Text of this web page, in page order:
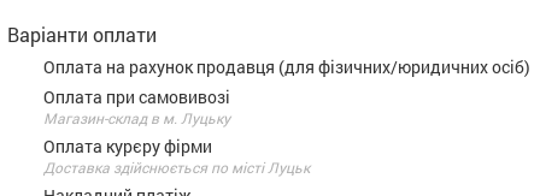
Варіанти оплати
Оплата на рахунок продавця (для фізичних/юридичних осіб)
Оплата при самовивозі
Магазин-склад в м. Луцьку
Оплата курєру фірми
Доставка здійснюється по місті Луцьк